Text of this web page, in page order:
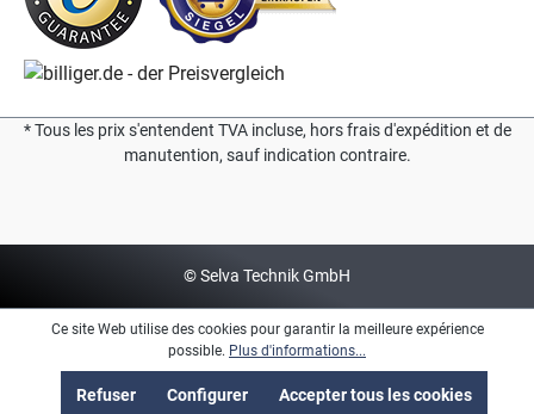
* Tous les prix s'entendent TVA incluse, hors frais d'expédition et de
manutention, sauf indication contraire.
© Selva Technik GmbH
Ce site Web utilise des cookies pour garantir la meilleure expérience
possible. Plus d'informations...
Refuser Configurer Accepter tous les cookies